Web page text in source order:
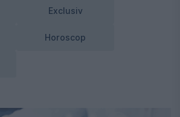
Exclusiv
Horoscop